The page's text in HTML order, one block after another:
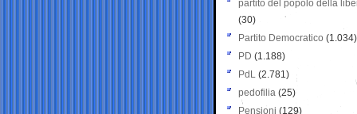
partito del popolo della
(30)
Partito Democratico (1.034)
PD (1.188)
PdL (2.781)
pedofilia (25)
Pensioni (129)